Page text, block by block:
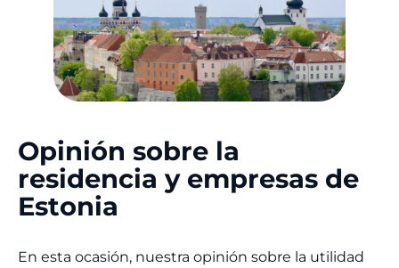
Opinión sobre la
residencia y empresas de
Estonia
En esta ocasión, nuestra opinión sobre la utilidad